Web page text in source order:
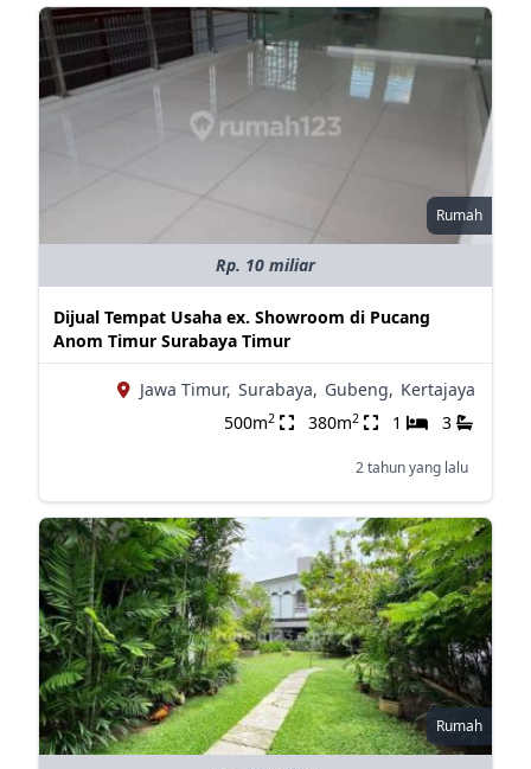
Rumah
Rp. 10 miliar
Dijual Tempat Usaha ex. Showroom di Pucang
Anom Timur Surabaya Timur
Jawa Timur, Surabaya, Gubeng, Kertajaya
500m2 380m2 1 3
2 tahun yang lalu
Rumah